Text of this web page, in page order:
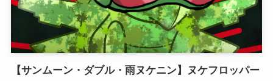
【サンムーン・ダブル・雨ヌケニン】ヌケフロッパー